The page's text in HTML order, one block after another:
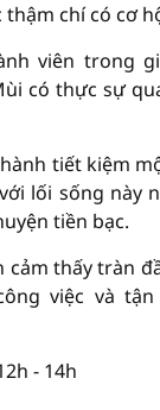
chí có cơ
viên trong
có thực sự
tiết kiệm
lối sống này
tiền bạc.
cảm thấy tràn
việc và
- 14h